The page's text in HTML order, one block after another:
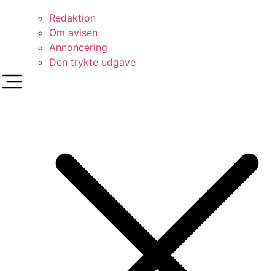
Redaktion
Om avisen
Annoncering
Den trykte udgave